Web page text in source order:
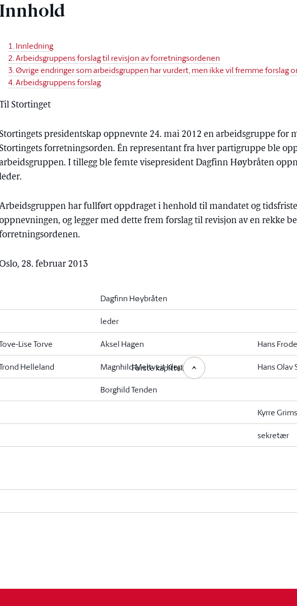
Innhold
1. Innledning
2. Arbeidsgruppens forslag til revisjon av forretningsordenen
3. Øvrige endringer som arbeidsgruppen har vurdert, men ikke vil fremme forslag
4. Arbeidsgruppens forslag
Stortinget
Stortingets presidentskap oppnevnte 24. mai 2012 en arbeidsgruppe for
Stortingets forretningsorden. Én representant fra hver partigruppe ble
I tillegg ble femte visepresident Dagfinn Høybråten
har fullført oppdraget i henhold til mandatet og
og legger med dette frem forslag til revisjon av en rekke
28. februar 2013
Dagfinn Høybråten
leder
Lise Torve Aksel Hagen Hans
Helleland Magnhild Meltveit Kleppa Hans Olav
Borghild Tenden
Kyrre
sekretær
Første kapittel